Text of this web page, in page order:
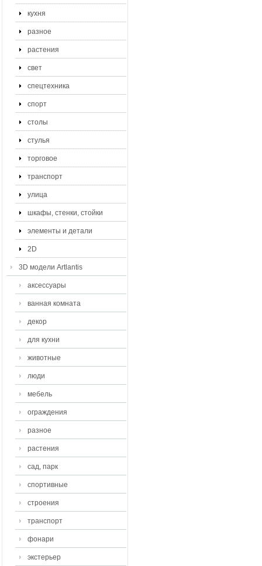
кухня
разное
растения
свет
спецтехника
спорт
столы
стулья
торговое
транспорт
улица
шкафы, стенки, стойки
элементы и детали
2D
3D модели Artlantis
аксессуары
ванная комната
декор
для кухни
животные
люди
мебель
ограждения
разное
растения
сад, парк
спортивные
строения
транспорт
фонари
экстерьер